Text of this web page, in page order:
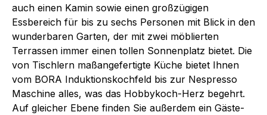
auch einen Kamin sowie einen großzügigen
Essbereich für bis zu sechs Personen mit Blick in den
wunderbaren Garten, der mit zwei möblierten
Terrassen immer einen tollen Sonnenplatz bietet. Die
von Tischlern maßangefertigte Küche bietet Ihnen
vom BORA Induktionskochfeld bis zur Nespresso
Maschine alles, was das Hobbykoch-Herz begehrt.
Auf gleicher Ebene finden Sie außerdem ein Gäste-